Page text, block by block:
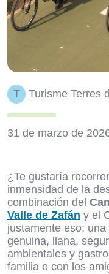
T Turisme Terres
31 de marzo de
¿Te gustaría
inmensidad de la
combinación del
Valle de Zafán y el
justamente eso:
genuina, llana,
ambientales y
familia o con los